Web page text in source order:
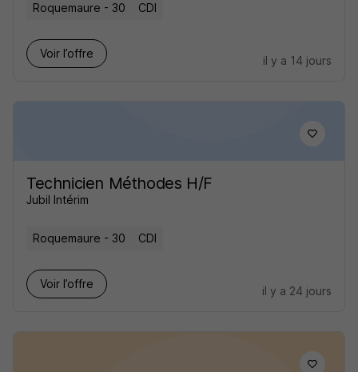
Roquemaure - 30 CDI
Voir l’offre
il y a 14 jours
Technicien Méthodes H/F
Jubil Intérim
Roquemaure - 30 CDI
Voir l’offre
il y a 24 jours